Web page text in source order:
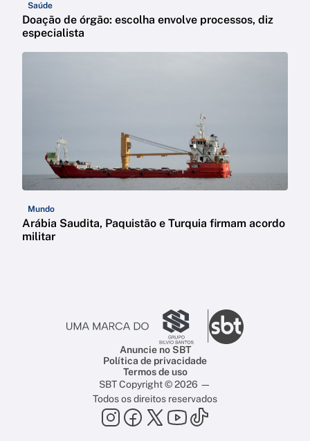
Saúde
Doação de órgão: escolha envolve processos, diz
especialista
Mundo
Arábia Saudita, Paquistão e Turquia firmam acordo
militar
Anuncie no SBT
Política de privacidade
Termos de uso
SBT Copyright © 2026 —
Todos os direitos reservados